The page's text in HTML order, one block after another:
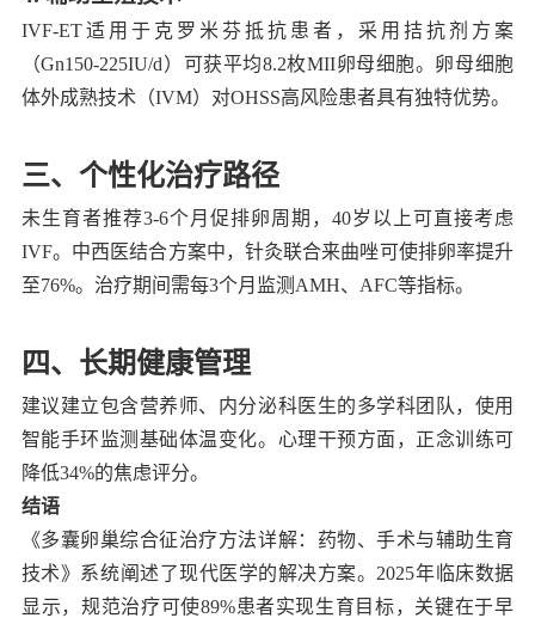
IVF-ET适用于克罗米芬抵抗患者，采用拮抗剂方案
（Gn150-225IU/d）可获平均8.2枚MII卵母细胞。卵母细胞
体外成熟技术（IVM）对OHSS高风险患者具有独特优势。
三、个性化治疗路径
未生育者推荐3-6个月促排卵周期，40岁以上可直接考虑
IVF。中西医结合方案中，针灸联合来曲唑可使排卵率提升
至76%。治疗期间需每3个月监测AMH、AFC等指标。
四、长期健康管理
建议建立包含营养师、内分泌科医生的多学科团队，使用
智能手环监测基础体温变化。心理干预方面，正念训练可
降低34%的焦虑评分。
结语
《多囊卵巢综合征治疗方法详解：药物、手术与辅助生育
技术》系统阐述了现代医学的解决方案。2025年临床数据
显示，规范治疗可使89%患者实现生育目标，关键在于早